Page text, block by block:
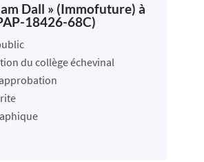
am Dall » (Immofuture) à
18426-68C)
du collège échevinal